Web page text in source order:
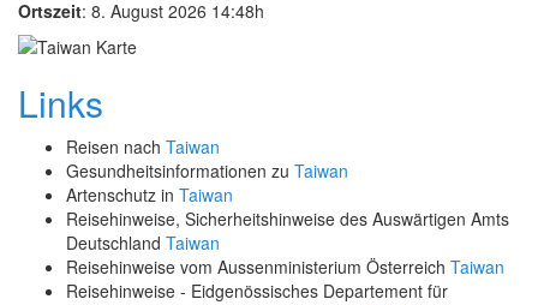
Ortszeit: 8. August 2026 14:48h
Links
Reisen nach Taiwan
Gesundheitsinformationen zu Taiwan
Artenschutz in Taiwan
Reisehinweise, Sicherheitshinweise des Auswärtigen Amts
Deutschland Taiwan
Reisehinweise vom Aussenministerium Österreich Taiwan
Reisehinweise - Eidgenössisches Departement für